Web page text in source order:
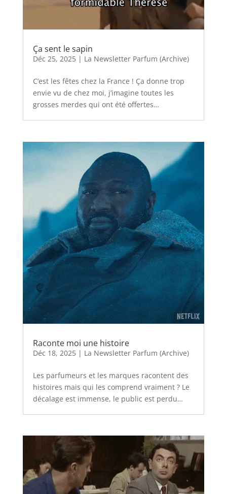
Ça sent le sapin
Déc 25, 2025| La Newsletter Parfum (Archive)
C’est les fêtes chez la France ! Ça donne trop
envie vu de chez moi, j’imagine toutes les
grosses merdes qui ont été offertes…
Raconte moi une histoire
Déc 18, 2025| La Newsletter Parfum (Archive)
Les parfumeurs et les marques racontent des
histoires mais qui les comprend vraiment ? Le
décalage est immense, le public est perdu…